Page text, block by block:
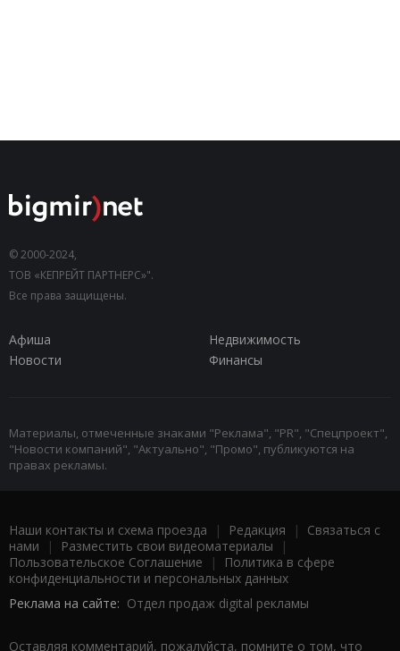
© 2000-2024,
ТОВ «КЕПРЕЙТ ПАРТНЕРС»".
Все права защищены.
Афиша
Недвижимость
Новости
Финансы
Материалы, отмеченные знаками "Реклама", "PR", "Спецпроект",
"Новости компаний", "Актуально", "Промо", публикуются на
правах рекламы.
Наши контакты и схема проезда | Редакция | Связаться с
нами | Разместить свои видеоматериалы |
Пользовательское Соглашение |
Политика в сфере
конфиденциальности и персональных данных
Реклама на сайте: Отдел продаж digital рекламы
Оставляя комментарий, пожалуйста, помните о том, что